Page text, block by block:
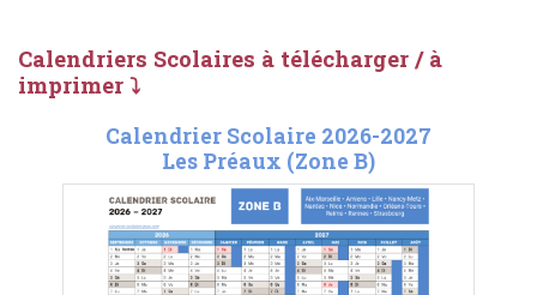
Calendriers Scolaires à télécharger / à
imprimer ⤵
Calendrier Scolaire 2026-2027
Les Préaux (Zone B)